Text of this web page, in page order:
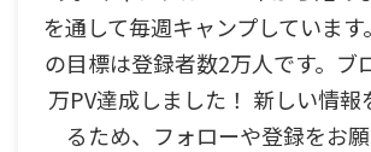
を通して毎週キャンプしていま
の目標は登録者数2万人です。ブ
万PV達成しました！ 新しい情報
るため、フォローや登録をお